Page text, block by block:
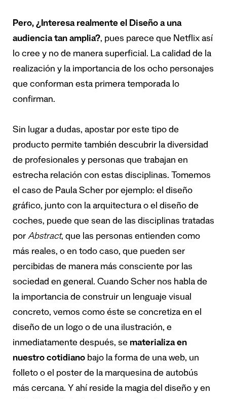
Pero, ¿Interesa realmente el Diseño a una
audiencia tan amplia?, pues parece que Netflix así
lo cree y no de manera superficial. La calidad de la
realización y la importancia de los ocho personajes
que conforman esta primera temporada lo
confirman.
Sin lugar a dudas, apostar por este tipo de
producto permite también descubrir la diversidad
de profesionales y personas que trabajan en
estrecha relación con estas disciplinas. Tomemos
el caso de Paula Scher por ejemplo: el diseño
gráfico, junto con la arquitectura o el diseño de
coches, puede que sean de las disciplinas tratadas
por Abstract, que las personas entienden como
más reales, o en todo caso, que pueden ser
percibidas de manera más consciente por las
sociedad en general. Cuando Scher nos habla de
la importancia de construir un lenguaje visual
concreto, vemos como éste se concretiza en el
diseño de un logo o de una ilustración, e
inmediatamente después, se materializa en
nuestro cotidiano bajo la forma de una web, un
folleto o el poster de la marquesina de autobús
más cercana. Y ahí reside la magia del diseño y en